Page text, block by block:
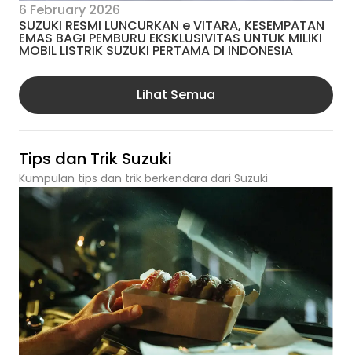
6 February 2026
SUZUKI RESMI LUNCURKAN e VITARA, KESEMPATAN
EMAS BAGI PEMBURU EKSKLUSIVITAS UNTUK MILIKI
MOBIL LISTRIK SUZUKI PERTAMA DI INDONESIA
Lihat Semua
Tips dan Trik Suzuki
Kumpulan tips dan trik berkendara dari Suzuki